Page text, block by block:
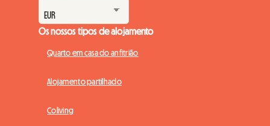
Os nossos tipos de alojamento
Quarto em casa do anfitrião
Alojamento partilhado
Coliving